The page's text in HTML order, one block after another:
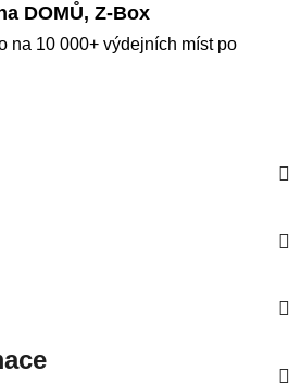
DOMŮ, Z-Box
na 10 000+ výdejních míst po